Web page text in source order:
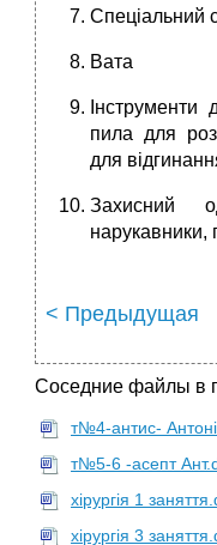
Спеціальний
Вата
пила для
для
Захисний
нарукавники,
< Предыдущая
Соседние файлы в
т№4-антис-
т№5-6 -асепт
хірургія 1
хірургія 3